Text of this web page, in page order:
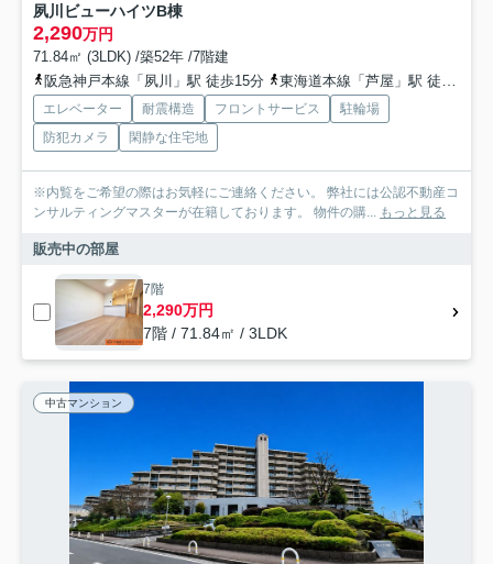
夙川ビューハイツB棟
2,290万円
71.84㎡ (3LDK) /築52年 /7階建
阪急神戸本線「夙川」駅 徒歩15分
東海道本線「芦屋」駅 徒歩19分
エレベーター 耐震構造 フロントサービス
駐輪場
防犯カメラ
閑静な住宅地
※内覧をご希望の際はお気軽にご連絡ください。 弊社には公認不動産コ
ンサルティングマスターが在籍しております。 物件の購... もっと見る
販売中の部屋
7階
2,290万円
7階 / 71.84㎡ / 3LDK
中古マンション